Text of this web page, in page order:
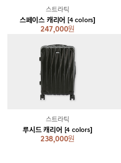
스페이스 캐리어 [4 colors]
247,000원
스트라틱
루시드 캐리어 [4 colors]
238,000원
스트라틱